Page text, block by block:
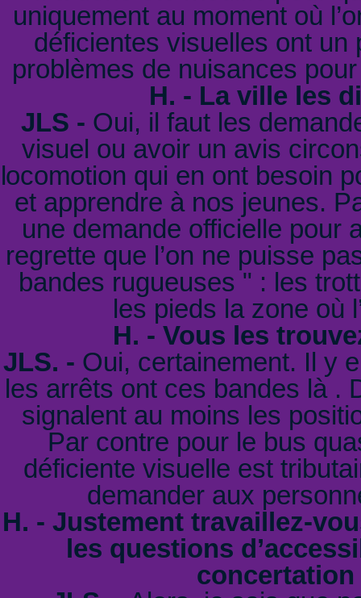
uniquement au moment où
déficientes visuelles ont un
problèmes de nuisances
H. - La ville les
JLS - Oui, il faut les
visuel ou avoir un avis
locomotion qui en ont besoin
et apprendre à nos jeunes.
une demande officielle pour
regrette que l’on ne puisse
bandes rugueuses " : les
les pieds la zone où
H. - Vous les
JLS. - Oui, certainement. Il y
les arrêts ont ces bandes là .
signalent au moins les
Par contre pour le bus
déficiente visuelle est
demander aux
H. - Justement travaillez-
les questions